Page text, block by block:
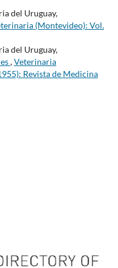
del Uruguay,
(Montevideo): Vol.
del Uruguay,
,Veterinaria
Revista de Medicina